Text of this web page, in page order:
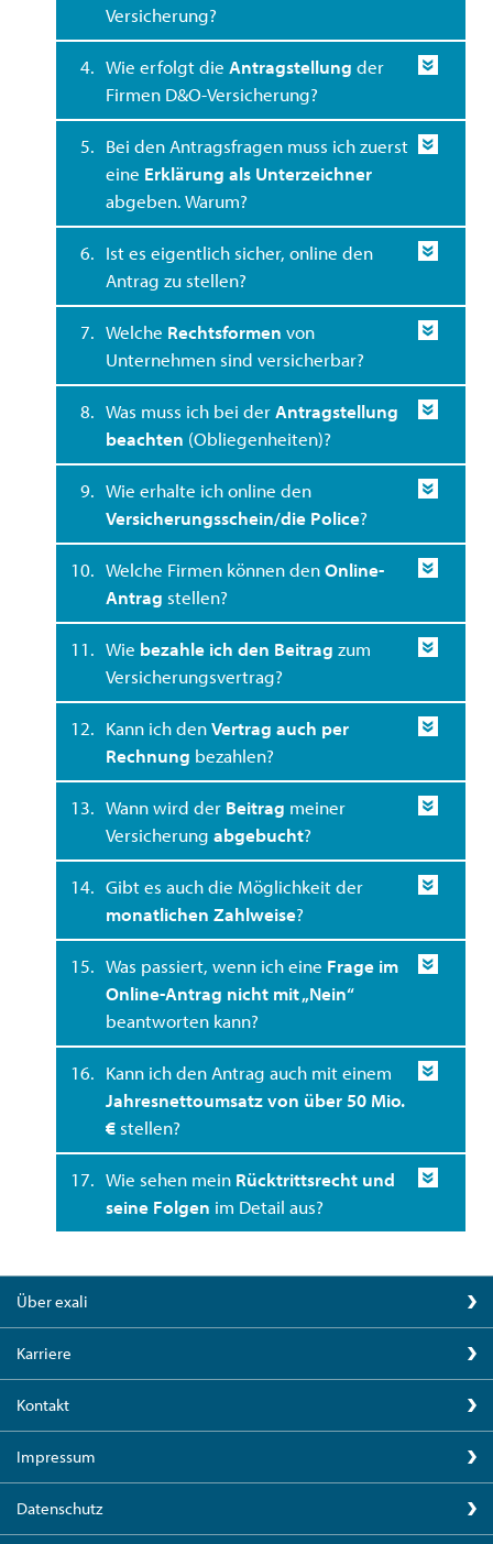
Versicherung?
4. Wie erfolgt dieAntragstellung der
Firmen D&O-Versicherung?
5. Bei den Antragsfragen muss ich zuerst
eine Erklärung als Unterzeichner
abgeben. Warum?
6. Ist es eigentlich sicher, online den
Antrag zu stellen?
7. Welche Rechtsformen von
Unternehmen sind versicherbar?
8. Was muss ich bei derAntragstellung
beachten (Obliegenheiten)?
9. Wie erhalte ich online den
Versicherungsschein/die Police?
10. Welche Firmen können denOnline-
Antrag stellen?
11. Wie bezahle ich den Beitrag zum
Versicherungsvertrag?
12. Kann ich denVertrag auch per
Rechnung bezahlen?
13. Wann wird der Beitrag meiner
Versicherungabgebucht?
14. Gibt es auch die Möglichkeit der
monatlichen Zahlweise?
15. Was passiert, wenn ich eine Frage im
Online-Antrag nicht mit „Nein“
beantworten kann?
16. Kann ich den Antrag auch mit einem
Jahresnettoumsatz von über 50 Mio.
€ stellen?
17. Wie sehen mein Rücktrittsrecht und
seine Folgen im Detail aus?
Über exali
Karriere
Kontakt
Impressum
Datenschutz